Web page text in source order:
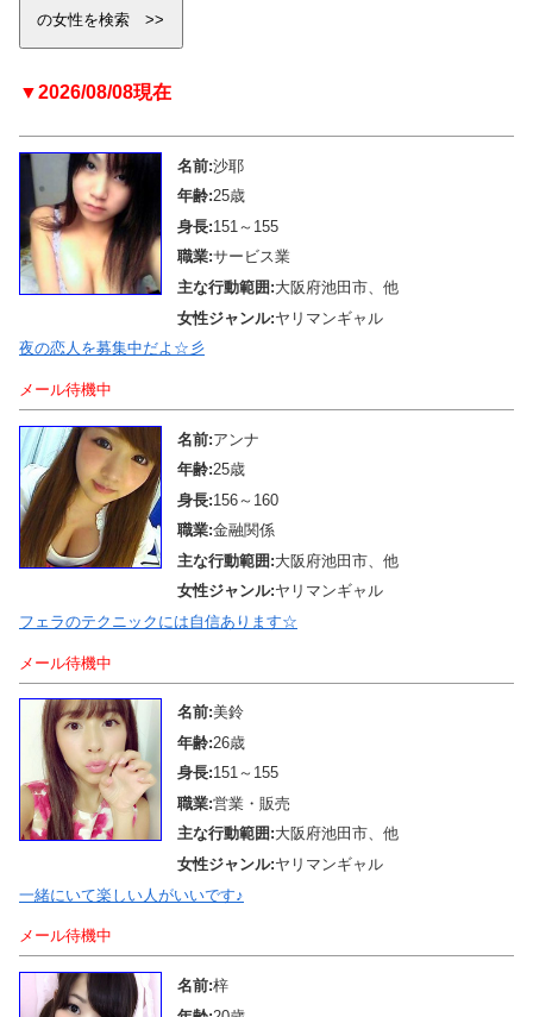
▼2026/08/08現在
名前:沙耶
年齢:25歳
身長:151～155
職業:サービス業
主な行動範囲:大阪府池田市、他
女性ジャンル:ヤリマンギャル
夜の恋人を募集中だよ☆彡
メール待機中
名前:アンナ
年齢:25歳
身長:156～160
職業:金融関係
主な行動範囲:大阪府池田市、他
女性ジャンル:ヤリマンギャル
フェラのテクニックには自信あります☆
メール待機中
名前:美鈴
年齢:26歳
身長:151～155
職業:営業・販売
主な行動範囲:大阪府池田市、他
女性ジャンル:ヤリマンギャル
一緒にいて楽しい人がいいです♪
メール待機中
名前:梓